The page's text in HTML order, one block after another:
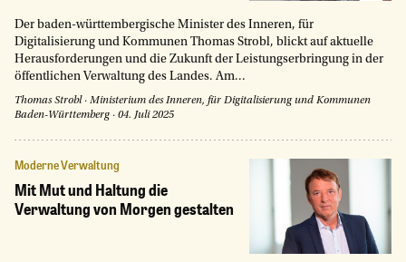
Der baden-württembergische Minister des Inneren, für
Digitalisierung und Kommunen Thomas Strobl, blickt auf aktuelle
Herausforderungen und die Zukunft der Leistungserbringung in der
öffentlichen Verwaltung des Landes. Am...
Thomas Strobl· Ministerium des Inneren, für Digitalisierung und Kommunen
Baden-Württemberg · 04. Juli 2025
Moderne Verwaltung
Mit Mut und Haltung die
Verwaltung von Morgen gestalten